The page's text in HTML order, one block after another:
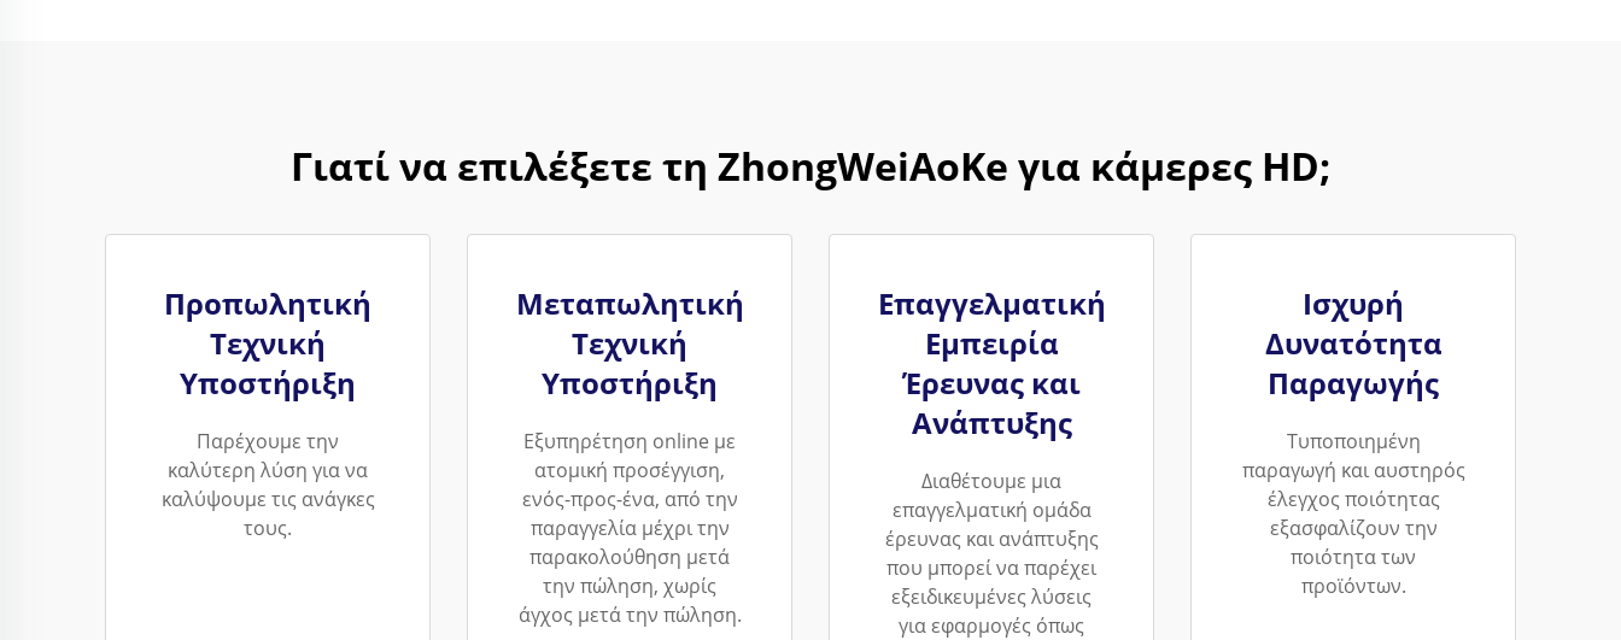
Γιατί να επιλέξετε τη ZhongWeiAoKe για κάμερες HD;
Προπωλητική
Τεχνική
Υποστήριξη
Παρέχουμε την
καλύτερη λύση για να
καλύψουμε τις ανάγκες
τους.
Μεταπωλητική
Τεχνική
Υποστήριξη
Εξυπηρέτηση online με
ατομική προσέγγιση,
ενός-προς-ένα, από την
παραγγελία μέχρι την
παρακολούθηση μετά
την πώληση, χωρίς
άγχος μετά την πώληση.
Επαγγελματική
Εμπειρία
Έρευνας και
Ανάπτυξης
Διαθέτουμε μια
επαγγελματική ομάδα
έρευνας και ανάπτυξης
που μπορεί να παρέχει
εξειδικευμένες λύσεις
για εφαρμογές όπως
Ισχυρή
Δυνατότητα
Παραγωγής
Τυποποιημένη
παραγωγή και αυστηρός
έλεγχος ποιότητας
εξασφαλίζουν την
ποιότητα των
προϊόντων.